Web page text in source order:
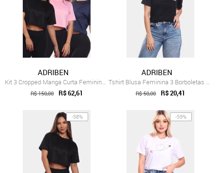
ADRIBEN
Kit 3 Cropped Manga Curta Feminino Dry P...
R$ 150,00 R$ 62,61
ADRIBEN
Tshirt Blusa Feminina 3 Borboletas Estam...
R$ 50,00 R$ 20,41
-58% -59%